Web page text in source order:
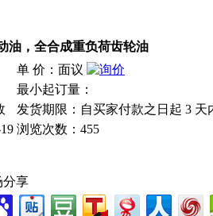
油，全合成重负荷齿轮油
单 价：面议
最小起订量：
发货期限：自买家付款之日起 3 天
浏览次数： 455